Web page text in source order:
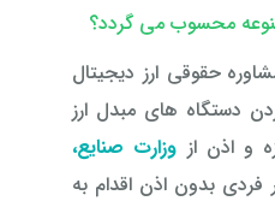
محسوب می گردد؟
حقوقی ارز دیجیتال
دستگاه های مبدل ارز
و اذن از وزارت صنایع،
فردی بدون اذن اقدام به